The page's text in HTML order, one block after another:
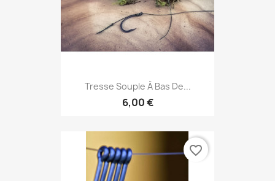
Tresse Souple À Bas De...
6,00 €
favorite_border